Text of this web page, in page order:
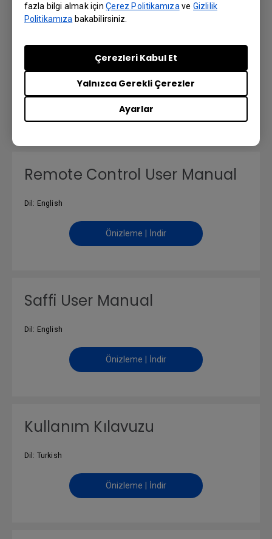
fazla bilgi almak içinÇerez Politikamıza veGizlilik
Politikamıza bakabilirsiniz.
Ayarlar
Yalnızca Gerekli Çerezler
Çerezleri Kabul Et
Quick Start Guide
Önizleme | İndir
Remote Control User Manual
Dil: English
Önizleme | İndir
Saffi User Manual
Dil: English
Önizleme | İndir
Kullanım Kılavuzu
Dil: Turkish
Önizleme | İndir